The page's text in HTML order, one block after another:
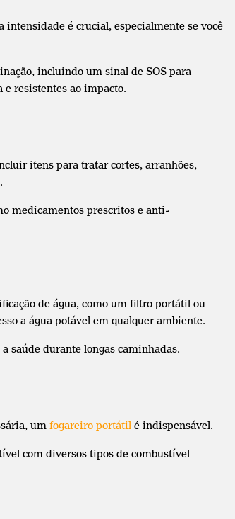
é crucial, especialmente se você
incluindo um sinal de SOS para
e resistentes ao impacto.
itens para tratar cortes, arranhões,
medicamentos prescritos e anti-
de água, como um filtro portátil ou
a água potável em qualquer ambiente.
saúde durante longas caminhadas.
um fogareiro portátil é indispensável.
com diversos tipos de combustível